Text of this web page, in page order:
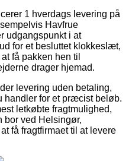
1 hverdags levering på
Havfrue
udgangspunkt i at
for et besluttet klokkeslæt,
få pakken hen til
drager hjemad.
levering uden betaling,
handler for et præcist beløb.
letkøbte fragtmulighed,
bor ved Helsingør,
få fragtfirmaet til at levere